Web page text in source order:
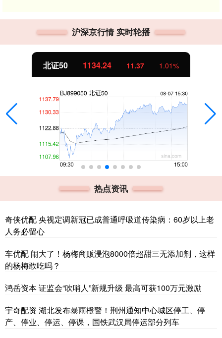
沪深京行情 实时轮播
北证50 1134.24 11.37 1.01%
热点资讯
奇侠优配 央视定调新冠已成普通呼吸道传染病：60岁以上老
人务必留心
车优配 闹大了！杨梅商贩浸泡8000倍超甜三无添加剂，这样
的杨梅敢吃吗？
鸿岳资本 证监会“吹哨人”新规升级 最高可获100万元激励
宇奇配资 湖北发布暴雨橙警！荆州通知中心城区停工、停
产、停业、停运、停课，国铁武汉局停运部分列车